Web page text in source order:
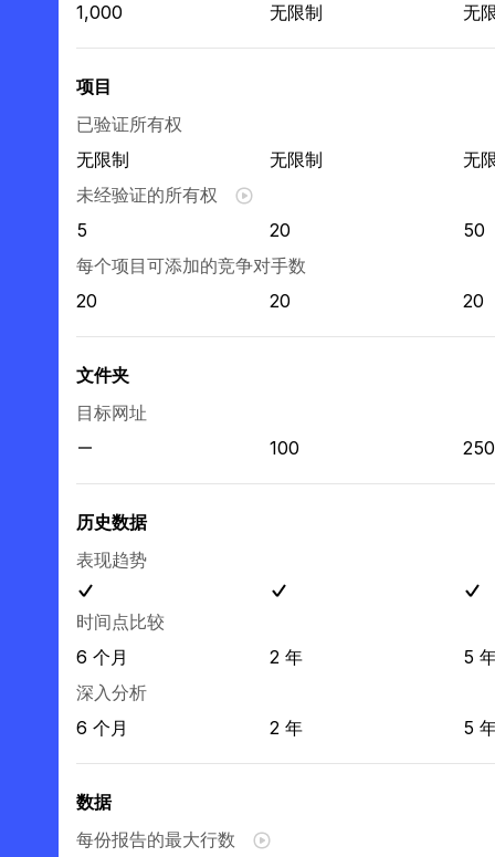
1,000
无限制 无
项目
已验证所有权
无限制
无限制
无
未经验证的所有权
5
20
50
每个项目可添加的竞争对手数
20
20 20
文件夹
目标网址
100
250
历史数据
表现趋势
时间点比较
6 个月
2 年
5
深入分析
6 个月
2 年 5
数据
每份报告的最大行数